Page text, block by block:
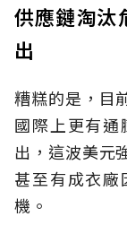
供應鏈淘汰
出
糟糕的是，目
國際上更有
出，這波美元
甚至有成衣
機。